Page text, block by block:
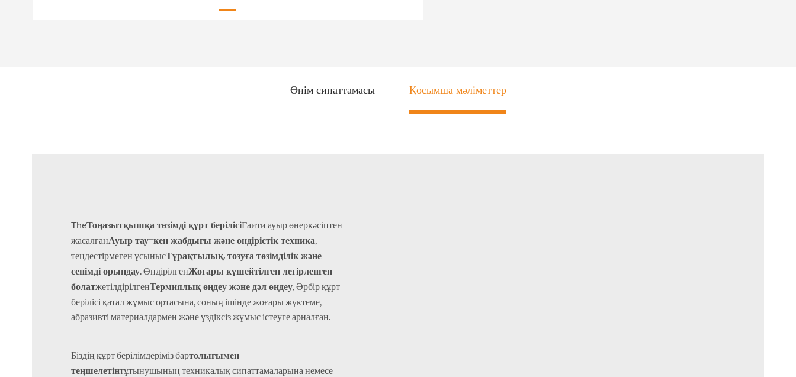
Өнім сипаттамасы Қосымша мәліметтер
TheТоңазытқышқа төзімді құрт берілісіГаити ауыр өнеркәсіптен
жасалғанАуыр тау-кен жабдығы және өндірістік техника,
теңдестірмеген ұсынысТұрақтылық, тозуға төзімділік және
сенімді орындау. ӨндірілгенЖоғары күшейтілген легірленген
болатжетілдірілгенТермиялық өңдеу және дәл өңдеу, Әрбір құрт
берілісі қатал жұмыс ортасына, соның ішінде жоғары жүктеме,
абразивті материалдармен және үздіксіз жұмыс істеуге арналған.
Біздің құрт берілімдеріміз бартолығымен
теңшелетінтұтынушының техникалық сипаттамаларына немесе